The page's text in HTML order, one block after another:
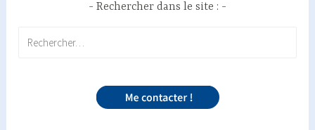
Rechercher dans le site :